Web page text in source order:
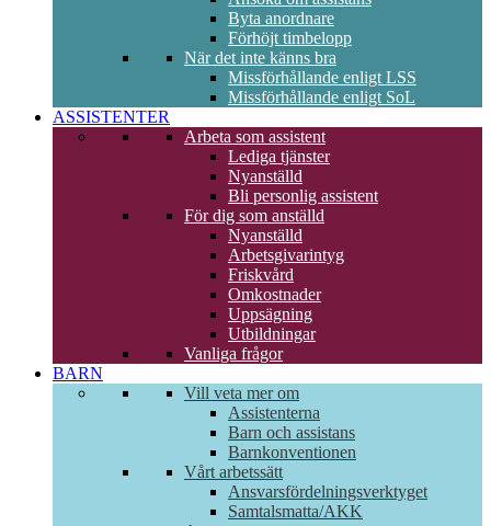
Byta anordnare
Förhöjt timbelopp
När det inte känns bra
Missförhållande enligt LSS
Missförhållande enligt SoL
ASSISTENTER
Arbeta som assistent
Lediga tjänster
Nyanställd
Bli personlig assistent
För dig som anställd
Nyanställd
Arbetsgivarintyg
Friskvård
Omkostnader
Uppsägning
Utbildningar
Vanliga frågor
BARN
Vill veta mer om
Assistenterna
Barn och assistans
Barnkonventionen
Vårt arbetssätt
Ansvarsfördelningsverktyget
Samtalsmatta/AKK